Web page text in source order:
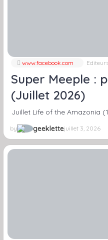
www.facebook.com
Super Meeple :
(Juillet 2026)
Juillet Life of the Amazonia
by geeklettejuillet 3, 2026